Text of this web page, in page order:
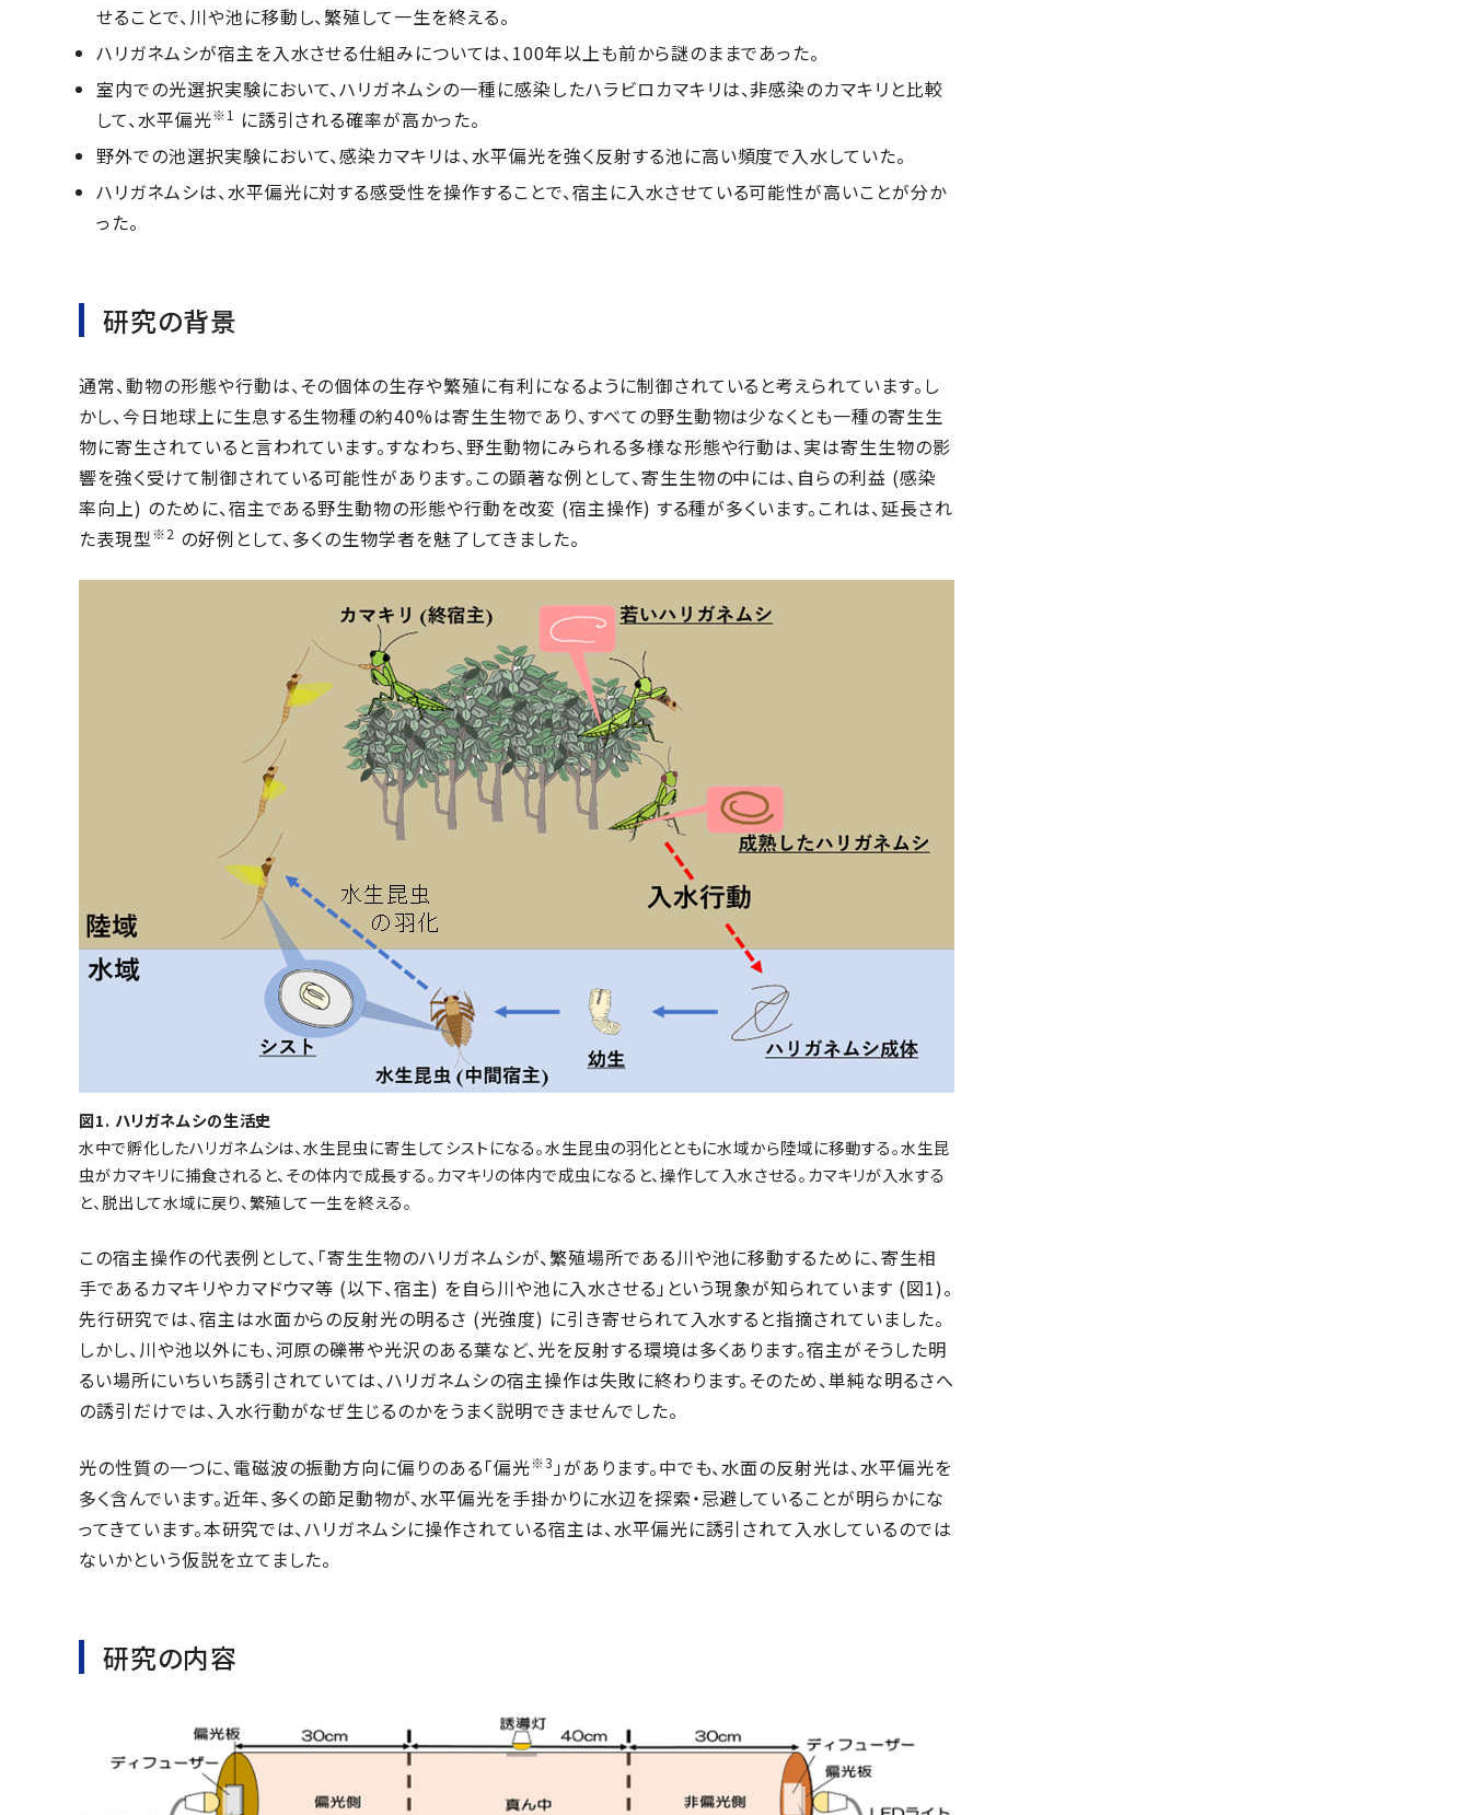
せることで、川や池に移動し、繁殖して一生を終える。
ハリガネムシが宿主を入水させる仕組みについては、100年以上も前から謎のままであった。
室内での光選択実験において、ハリガネムシの一種に感染したハラビロカマキリは、非感染のカマキリと比較
して、水平偏光※1
に誘引される確率が高かった。
野外での池選択実験において、感染カマキリは、水平偏光を強く反射する池に高い頻度で入水していた。
ハリガネムシは、水平偏光に対する感受性を操作することで、宿主に入水させている可能性が高いことが分か
った。
研究の背景
通常、動物の形態や行動は、その個体の生存や繁殖に有利になるように制御されていると考えられています。し
かし、今日地球上に生息する生物種の約40%は寄生生物であり、すべての野生動物は少なくとも一種の寄生生
物に寄生されていると言われています。すなわち、野生動物にみられる多様な形態や行動は、実は寄生生物の影
響を強く受けて制御されている可能性があります。この顕著な例として、寄生生物の中には、自らの利益 (感染
率向上) のために、宿主である野生動物の形態や行動を改変 (宿主操作) する種が多くいます。これは、延長され
た表現型※2 の好例として、多くの生物学者を魅了してきました。
図1. ハリガネムシの生活史
水中で孵化したハリガネムシは、水生昆虫に寄生してシストになる。水生昆虫の羽化とともに水域から陸域に移動する。水生昆
虫がカマキリに捕食されると、その体内で成長する。カマキリの体内で成虫になると、操作して入水させる。カマキリが入水する
と、脱出して水域に戻り、繁殖して一生を終える。
この宿主操作の代表例として、「寄生生物のハリガネムシが、繁殖場所である川や池に移動するために、寄生相
手であるカマキリやカマドウマ等 (以下、宿主) を自ら川や池に入水させる」という現象が知られています (図1)。
先行研究では、宿主は水面からの反射光の明るさ (光強度) に引き寄せられて入水すると指摘されていました。
しかし、川や池以外にも、河原の礫帯や光沢のある葉など、光を反射する環境は多くあります。宿主がそうした明
るい場所にいちいち誘引されていては、ハリガネムシの宿主操作は失敗に終わります。そのため、単純な明るさへ
の誘引だけでは、入水行動がなぜ生じるのかをうまく説明できませんでした。
光の性質の一つに、電磁波の振動方向に偏りのある「偏光※3」があります。中でも、水面の反射光は、水平偏光を
多く含んでいます。近年、多くの節足動物が、水平偏光を手掛かりに水辺を探索・忌避していることが明らかにな
ってきています。本研究では、ハリガネムシに操作されている宿主は、水平偏光に誘引されて入水しているのでは
ないかという仮説を立てました。
研究の内容